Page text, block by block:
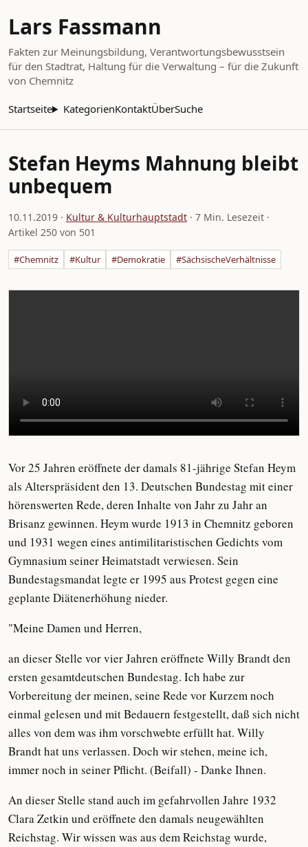
Lars Fassmann
Fakten zur Meinungsbildung, Verantwortungsbewusstsein
für den Stadtrat, Haltung für die Verwaltung – für die Zukunft
von Chemnitz
Startseite KategorienKontaktÜberSuche
Stefan Heyms Mahnung bleibt
unbequem
10.11.2019 · Kultur & Kulturhauptstadt · 7 Min. Lesezeit ·
Artikel 250 von 501
#Chemnitz #Kultur #Demokratie #SächsischeVerhältnisse
Vor 25 Jahren eröffnete der damals 81-jährige Stefan Heym
als Alterspräsident den 13. Deutschen Bundestag mit einer
hörenswerten Rede, deren Inhalte von Jahr zu Jahr an
Brisanz gewinnen. Heym wurde 1913 in Chemnitz geboren
und 1931 wegen eines antimilitaristischen Gedichts vom
Gymnasium seiner Heimatstadt verwiesen. Sein
Bundestagsmandat legte er 1995 aus Protest gegen eine
geplante Diätenerhöhung nieder.
"Meine Damen und Herren,
an dieser Stelle vor vier Jahren eröffnete Willy Brandt den
ersten gesamtdeutschen Bundestag. Ich habe zur
Vorbereitung der meinen, seine Rede vor Kurzem noch
einmal gelesen und mit Bedauern festgestellt, daß sich nicht
alles von dem was ihm vorschwebte erfüllt hat. Willy
Brandt hat uns verlassen. Doch wir stehen, meine ich,
immer noch in seiner Pflicht. (Beifall) - Danke Ihnen.
An dieser Stelle stand auch im gefahrvollen Jahre 1932
Clara Zetkin und eröffnete den damals neugewählten
Reichstag. Wir wissen was aus dem Reichstag wurde,